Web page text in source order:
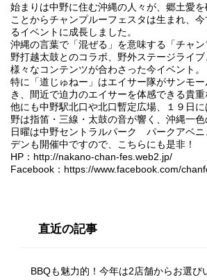
始まりは中野に住む沖縄の人々が、郷土愛
ことからチャンプルーフェスタは生まれ、
るイベントに成長しました。
沖縄の言葉で「混ぜる」を意味する「チャ
野打越太鼓とのコラボ、野外ステージライ
様々なコンテンツが合わさった今イベント。
特に「道じゅねー」はエイサー隊がサンモ
き、間近で迫力のエイサーを体感できる貴重
他にも中野駅北口や北口暫定広場、１９日
野は指笛・三線・太鼓の音が響く、沖縄一
日曜は中野セントラルパーク パークアベ
デンも開催中ですので、こちらにも是非！
HP： http://nakano-chan-fes.web2.jp/
Facebook： https://www.facebook.com/
直近の記事
BBQも魅力的！今年は2店舗からお選